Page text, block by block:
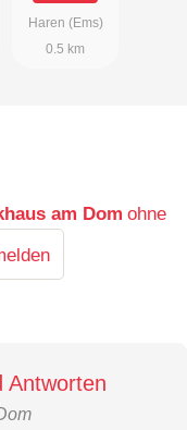
Haren (Ems)
0.5 km
am Dom ohne
Antworten